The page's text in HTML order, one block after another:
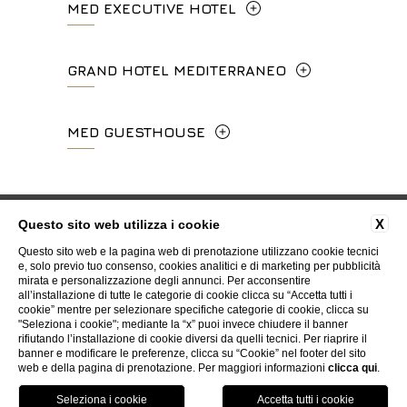
MED EXECUTIVE HOTEL
+39 055 06 92 860
info.meh@fhhotelgroup.it
P.Iva 0043421 048 0
GRAND HOTEL MEDITERRANEO
+39 055 660241
info.ghm@fhhotelgroup.it
booking.ghm@fhhotelgroup.it
P.Iva 00434210480
MED GUESTHOUSE
+39 055 0692847
booking.mgh@fhhotelgroup.it
P.Iva 00434210480
Lavora con noi
Contatti Whistleblowing Accessibilità
WEBSITE BY BLASTNESS
X
Questo sito web utilizza i cookie
Questo sito web e la pagina web di prenotazione utilizzano cookie tecnici
e, solo previo tuo consenso, cookies analitici e di marketing per pubblicità
mirata e personalizzazione degli annunci. Per acconsentire
all’installazione di tutte le categorie di cookie clicca su “Accetta tutti i
cookie” mentre per selezionare specifiche categorie di cookie, clicca su
"Seleziona i cookie"; mediante la “x” puoi invece chiudere il banner
rifiutando l’installazione di cookie diversi da quelli tecnici. Per riaprire il
banner e modificare le preferenze, clicca su “Cookie” nel footer del sito
web e della pagina di prenotazione. Per maggiori informazioni clicca qui.